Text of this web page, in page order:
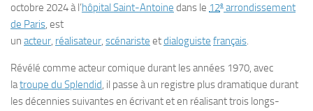
octobre 2024à l’hôpital Saint-Antoine dans le 12e arrondissement
de Paris, est
un acteur, réalisateur, scénariste etdialoguiste français.
Révélé comme acteur comique durant les années 1970, avec
latroupe du Splendid, il passe à un registre plus dramatique durant
les décennies suivantes en écrivant et en réalisant trois longs-